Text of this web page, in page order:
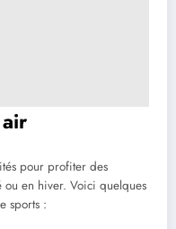
pour profiter des
en hiver. Voici quelques
sports :